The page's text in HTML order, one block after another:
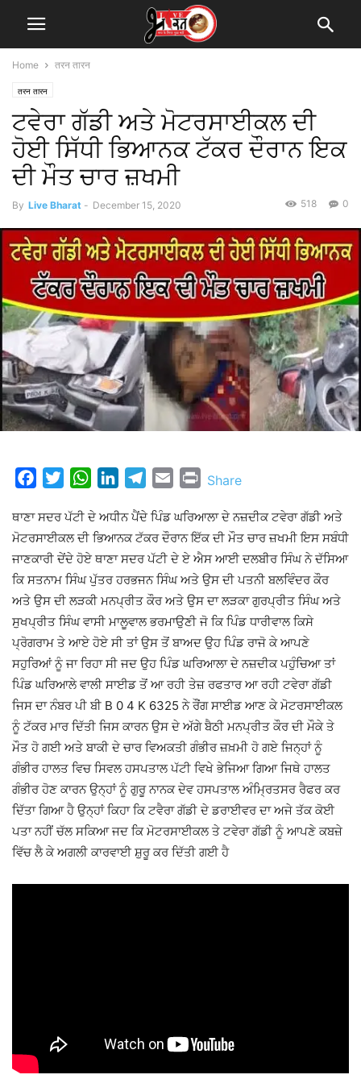
Home तरन तारन
तरन तारन
ਟਵੇਰਾ ਗੱਡੀ ਅਤੇ ਮੋਟਰਸਾਈਕਲ ਦੀ
ਹੋਈ ਸਿੱਧੀ ਭਿਆਨਕ ਟੱਕਰ ਦੌਰਾਨ ਇਕ
ਦੀ ਮੌਤ ਚਾਰ ਜ਼ਖਮੀ
By Live Bharat - December 15, 2020 0
518
FacebookTwitterWhatsAppLinkedInTelegram
Email Print
Share
ਥਾਣਾ ਸਦਰ ਪੱਟੀ ਦੇ ਅਧੀਨ ਪੈਂਦੇ ਪਿੰਡ ਘਰਿਆਲਾ ਦੇ ਨਜ਼ਦੀਕ ਟਵੇਰਾ ਗੱਡੀ ਅਤੇ
ਮੋਟਰਸਾਈਕਲ ਦੀ ਭਿਆਨਕ ਟੱਕਰ ਦੌਰਾਨ ਇੱਕ ਦੀ ਮੌਤ ਚਾਰ ਜ਼ਖਮੀ ਇਸ ਸਬੰਧੀ
ਜਾਣਕਾਰੀ ਦੇਂਦੇ ਹੋਏ ਥਾਣਾ ਸਦਰ ਪੱਟੀ ਦੇ ਏ ਐਸ ਆਈ ਦਲਬੀਰ ਸਿੰਘ ਨੇ ਦੱਸਿਆ
ਕਿ ਸਤਨਾਮ ਸਿੰਘ ਪੁੱਤਰ ਹਰਭਜਨ ਸਿੰਘ ਅਤੇ ਉਸ ਦੀ ਪਤਨੀ ਬਲਵਿੰਦਰ ਕੌਰ
ਅਤੇ ਉਸ ਦੀ ਲੜਕੀ ਮਨਪ੍ਰੀਤ ਕੌਰ ਅਤੇ ਉਸ ਦਾ ਲੜਕਾ ਗੁਰਪ੍ਰੀਤ ਸਿੰਘ ਅਤੇ
ਸੁਖਪ੍ਰੀਤ ਸਿੰਘ ਵਾਸੀ ਮਾਲੂਵਾਲ ਭਰਮਾਉਣੀ ਜੋ ਕਿ ਪਿੰਡ ਧਾਰੀਵਾਲ ਕਿਸੇ
ਪ੍ਰੋਗਰਾਮ ਤੇ ਆਏ ਹੋਏ ਸੀ ਤਾਂ ਉਸ ਤੋਂ ਬਾਅਦ ਉਹ ਪਿੰਡ ਰਾਜੋ ਕੇ ਆਪਣੇ
ਸਹੁਰਿਆਂ ਨੂੰ ਜਾ ਰਿਹਾ ਸੀ ਜਦ ਉਹ ਪਿੰਡ ਘਰਿਆਲਾ ਦੇ ਨਜ਼ਦੀਕ ਪਹੁੰਚਿਆ ਤਾਂ
ਪਿੰਡ ਘਰਿਆਲੇ ਵਾਲੀ ਸਾਈਡ ਤੋਂ ਆ ਰਹੀ ਤੇਜ਼ ਰਫਤਾਰ ਆ ਰਹੀ ਟਵੇਰਾ ਗੱਡੀ
ਜਿਸ ਦਾ ਨੰਬਰ ਪੀ ਬੀ B 0 4 K 6325 ਨੇ ਰੌਂਗ ਸਾਈਡ ਆਣ ਕੇ ਮੋਟਰਸਾਈਕਲ
ਨੂੰ ਟੱਕਰ ਮਾਰ ਦਿੱਤੀ ਜਿਸ ਕਾਰਨ ਉਸ ਦੇ ਅੱਗੇ ਬੈਠੀ ਮਨਪ੍ਰੀਤ ਕੌਰ ਦੀ ਮੌਕੇ ਤੇ
ਮੌਤ ਹੋ ਗਈ ਅਤੇ ਬਾਕੀ ਦੇ ਚਾਰ ਵਿਅਕਤੀ ਗੰਭੀਰ ਜ਼ਖ਼ਮੀ ਹੋ ਗਏ ਜਿਨ੍ਹਾਂ ਨੂੰ
ਗੰਭੀਰ ਹਾਲਤ ਵਿਚ ਸਿਵਲ ਹਸਪਤਾਲ ਪੱਟੀ ਵਿਖੇ ਭੇਜਿਆ ਗਿਆ ਜਿਥੇ ਹਾਲਤ
ਗੰਭੀਰ ਹੋਣ ਕਾਰਨ ਉਨ੍ਹਾਂ ਨੂੰ ਗੁਰੂ ਨਾਨਕ ਦੇਵ ਹਸਪਤਾਲ ਅੰਮ੍ਰਿਤਸਰ ਰੈਫਰ ਕਰ
ਦਿੱਤਾ ਗਿਆ ਹੈ ਉਨ੍ਹਾਂ ਕਿਹਾ ਕਿ ਟਵੈਰਾ ਗੱਡੀ ਦੇ ਡਰਾਈਵਰ ਦਾ ਅਜੇ ਤੱਕ ਕੋਈ
ਪਤਾ ਨਹੀਂ ਚੱਲ ਸਕਿਆ ਜਦ ਕਿ ਮੋਟਰਸਾਈਕਲ ਤੇ ਟਵੇਰਾ ਗੱਡੀ ਨੂੰ ਆਪਣੇ ਕਬਜ਼ੇ
ਵਿੱਚ ਲੈ ਕੇ ਅਗਲੀ ਕਾਰਵਾਈ ਸ਼ੁਰੂ ਕਰ ਦਿੱਤੀ ਗਈ ਹੈ